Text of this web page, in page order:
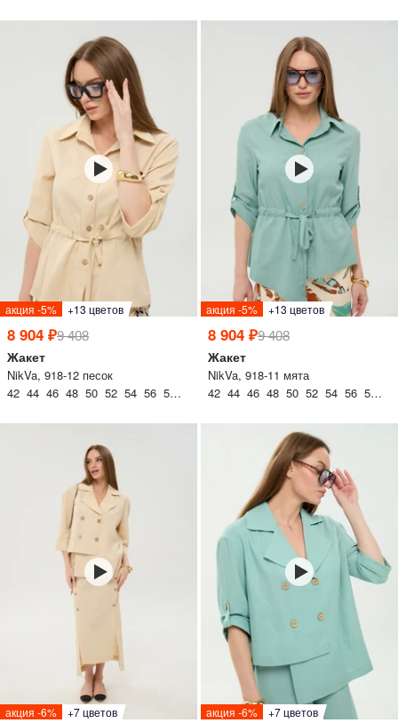
акция -5% +13 цветов
8 904 ₽9 408
Жакет
NikVa, 918-12 песок
42 44 46 48 50 52 54 56 58 60
акция -5% +13 цветов
8 904 ₽9 408
Жакет
NikVa, 918-11 мята
42 44 46 48 50 52 54 56 58 60
акция -6% +7 цветов акция -6% +7 цветов